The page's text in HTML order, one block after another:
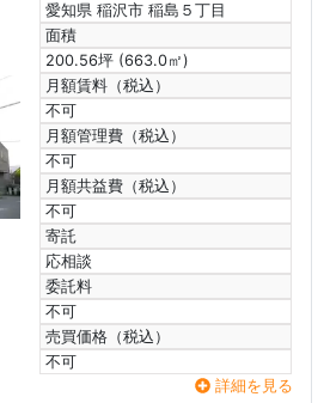
愛知県 稲沢市 稲島５丁目
面積
200.56坪 (663.0㎡)
月額賃料（税込）
不可
月額管理費（税込）
不可
月額共益費（税込）
不可
寄託
応相談
委託料
不可
売買価格（税込）
不可
詳細を見る